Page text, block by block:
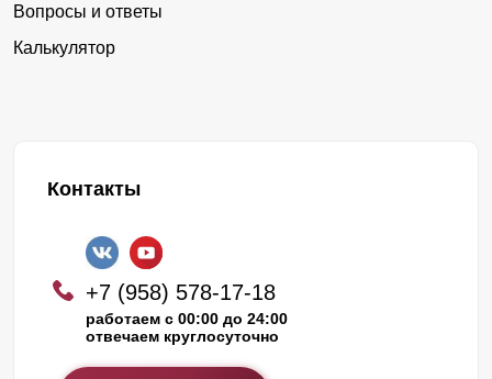
Вопросы и ответы
Калькулятор
Контакты
+7 (958) 578-17-18
работаем с 00:00 до 24:00
отвечаем круглосуточно